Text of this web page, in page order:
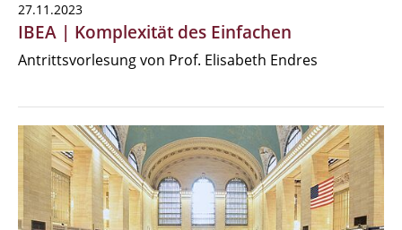
27.11.2023
IBEA | Komplexität des Einfachen
Antrittsvorlesung von Prof. Elisabeth Endres